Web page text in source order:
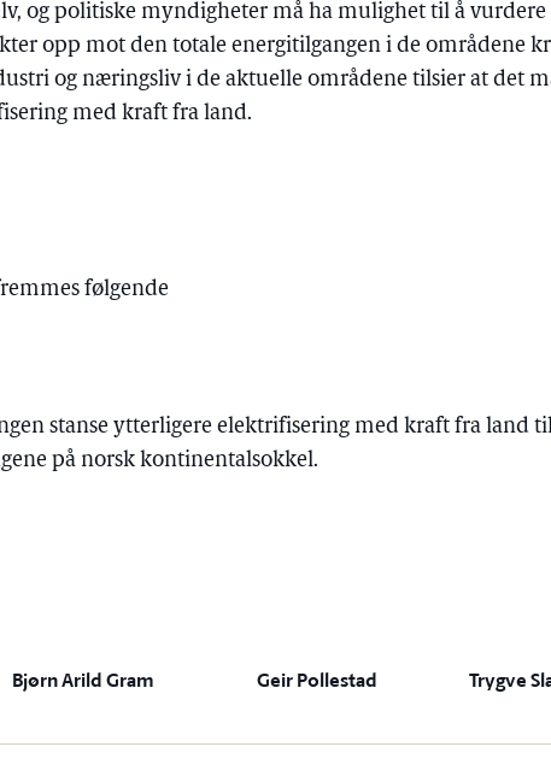
og politiske myndigheter må ha mulighet til å vurdere
opp mot den totale energitilgangen i de områdene
og næringsliv i de aktuelle områdene tilsier at det
med kraft fra land.
følgende
stanse ytterligere elektrifisering med kraft fra land
på norsk kontinentalsokkel.
Bjørn Arild Gram Geir Pollestad Trygve